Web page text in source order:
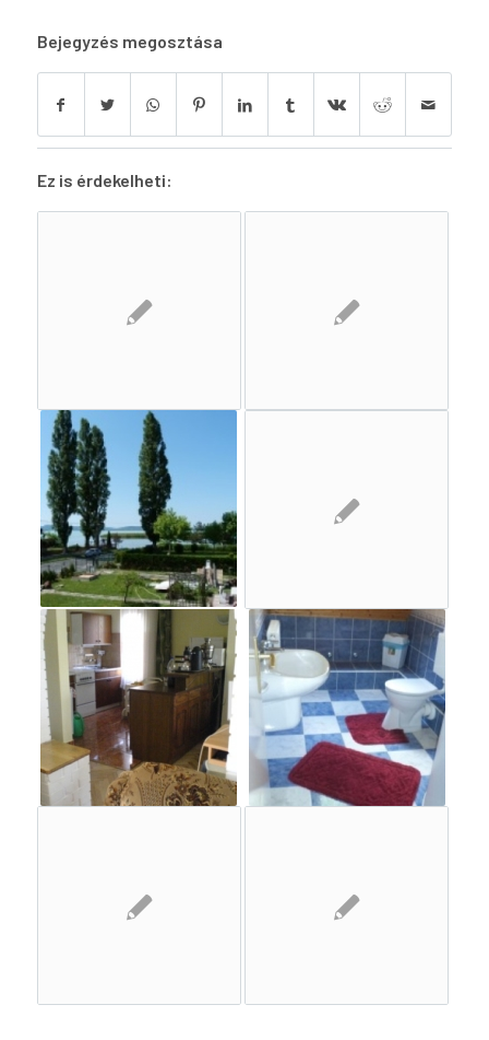
Bejegyzés megosztása
Ez is érdekelheti: